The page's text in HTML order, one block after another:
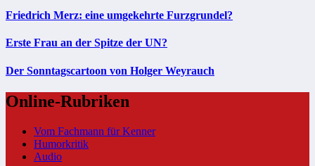
Friedrich Merz: eine umgekehrte Furzgrundel?
Erste Frau an der Spitze der UN?
Der Sonntagscartoon von Holger Weyrauch
Online-Rubriken
Vom Fachmann für Kenner
Humorkritik
Audio